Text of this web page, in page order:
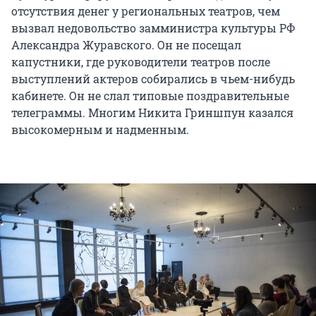
отсутствия денег у региональных театров, чем
вызвал недовольство замминистра культуры РФ
Александра Журавского. Он не посещал
капустники, где руководители театров после
выступлений актеров собирались в чьем-нибудь
кабинете. Он не слал типовые поздравительные
телеграммы. Многим Никита Гриншпун казался
высокомерным и надменным.